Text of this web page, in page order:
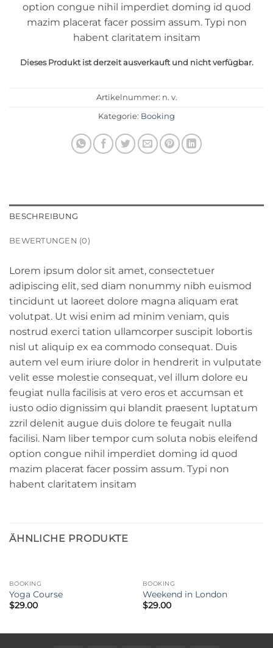
option congue nihil imperdiet doming id quod
mazim placerat facer possim assum. Typi non
habent claritatem insitam
Dieses Produkt ist derzeit ausverkauft und nicht verfügbar.
Artikelnummer: n. v.
Kategorie: Booking
BESCHREIBUNG
BEWERTUNGEN (0)
Lorem ipsum dolor sit amet, consectetuer
adipiscing elit, sed diam nonummy nibh euismod
tincidunt ut laoreet dolore magna aliquam erat
volutpat. Ut wisi enim ad minim veniam, quis
nostrud exerci tation ullamcorper suscipit lobortis
nisl ut aliquip ex ea commodo consequat. Duis
autem vel eum iriure dolor in hendrerit in vulputate
velit esse molestie consequat, vel illum dolore eu
feugiat nulla facilisis at vero eros et accumsan et
iusto odio dignissim qui blandit praesent luptatum
zzril delenit augue duis dolore te feugait nulla
facilisi. Nam liber tempor cum soluta nobis eleifend
option congue nihil imperdiet doming id quod
mazim placerat facer possim assum. Typi non
habent claritatem insitam
ÄHNLICHE PRODUKTE
BOOKING
Yoga Course
$29.00
BOOKING
Weekend in London
$29.00